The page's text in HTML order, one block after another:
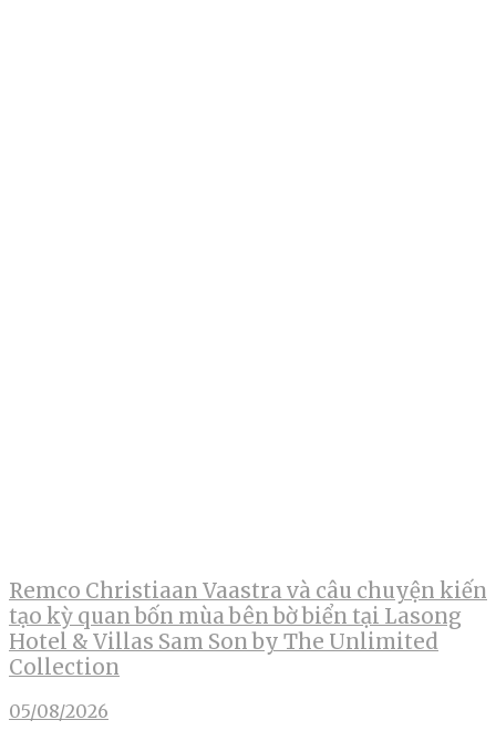
Remco Christiaan Vaastra và câu chuyện kiến
tạo kỳ quan bốn mùa bên bờ biển tại Lasong
Hotel & Villas Sam Son by The Unlimited
Collection
05/08/2026